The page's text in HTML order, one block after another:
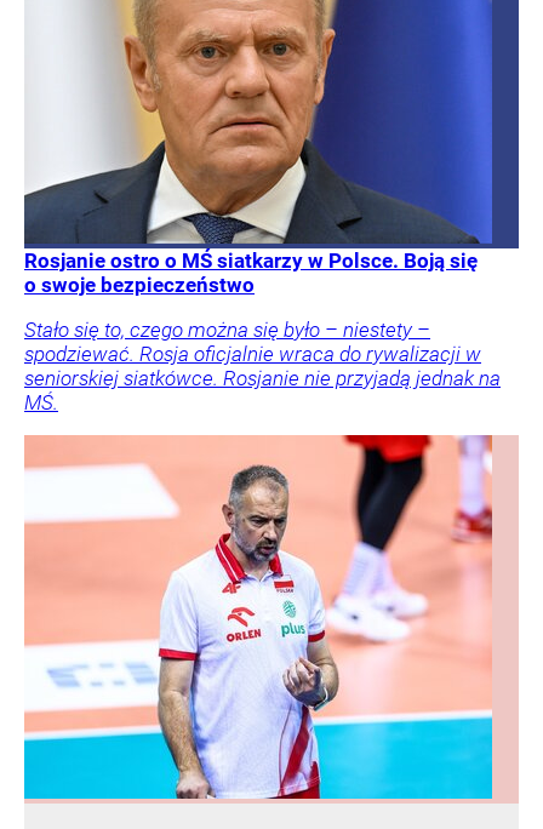
Rosjanie ostro o MŚ siatkarzy w Polsce. Boją się
o swoje bezpieczeństwo
Stało się to, czego można się było – niestety –
spodziewać. Rosja oficjalnie wraca do rywalizacji w
seniorskiej siatkówce. Rosjanie nie przyjadą jednak na
MŚ.